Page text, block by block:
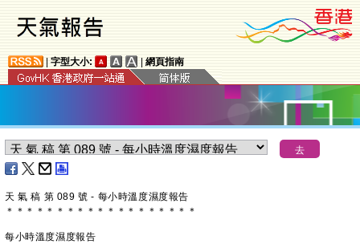
字型大小: 網頁指南
天 氣 稿 第 089 號 - 每小時溫度濕度報告
＊ ＊ ＊ ＊ ＊ ＊ ＊ ＊ ＊ ＊ ＊ ＊ ＊ ＊ ＊ ＊ ＊ ＊ ＊
每小時溫度濕度報告